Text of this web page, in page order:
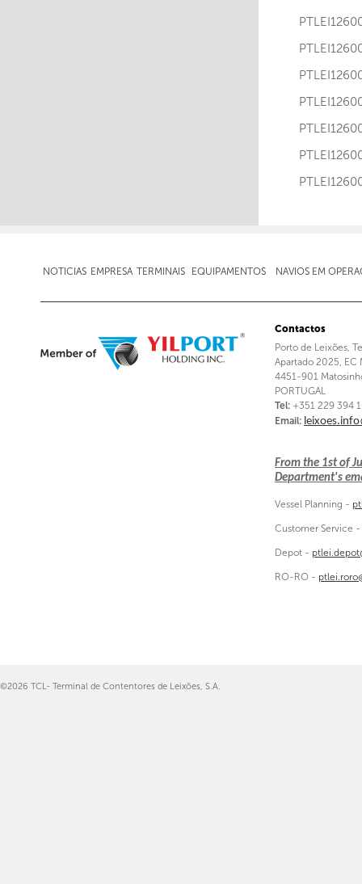
NOTICIAS EMPRESA TERMINAIS EQUIPAMENTOS NAVIOS EM
Contactos
Porto de Leixões,
Apartado 2025, EC
4451-901
PORTUGAL
Tel: +351 229 394
Email:
From the 1st of
Department's
Vessel Planning -
Customer Service -
Depot -
RO-RO -
©2026 TCL- Terminal de Contentores de Leixões, S.A.